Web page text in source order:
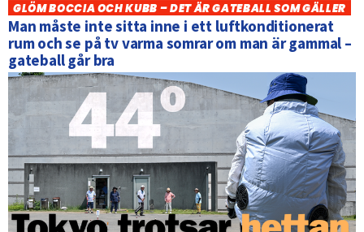
GLÖM BOCCIA OCH KUBB – DET ÄR GATEBALL SOM GÄLLER
Man måste inte sitta inne i ett luftkonditionerat
rum och se på tv varma somrar om man är gammal –
gateball går bra